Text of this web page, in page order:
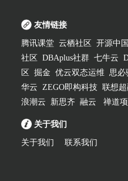
友情链接
腾讯课堂 云栖社区 开源中国
社区
DBAplus社群 七牛云
区
掘金 优云双态运维 思必
华云 ZEGO即构科技 联想
浪潮云
新思齐 融云 禅道
关于我们
关于我们 联系我们